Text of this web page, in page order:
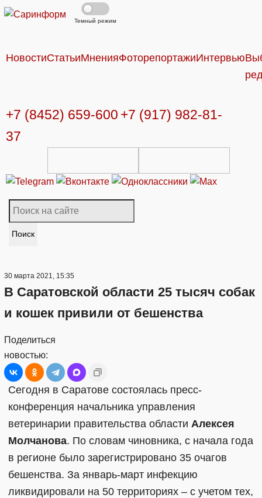
Темный режим
НовостиСтатьиМненияФоторепортажиИнтервью
+7 (8452) 659-600 +7 (917) 982-81-
37
Поиск
30 марта 2021, 15:35
В Саратовской области 25 тысяч собак
и кошек привили от бешенства
Поделиться
новостью:
Сегодня в Саратове состоялась пресс-
конференция начальника управления
ветеринарии правительства области Алексея
Молчанова. По словам чиновника, с начала года
в регионе было зарегистрировано 35 очагов
бешенства. За январь-март инфекцию
ликвидировали на 50 территориях – с учетом тех,